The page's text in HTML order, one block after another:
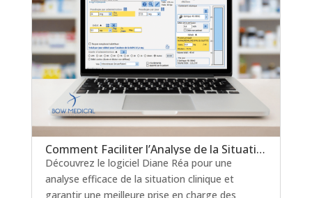
Comment Faciliter l’Analyse de la Situation Clinique en Réanimation
Découvrez le logiciel Diane Réa pour une
analyse efficace de la situation clinique et
garantir une meilleure prise en charge des